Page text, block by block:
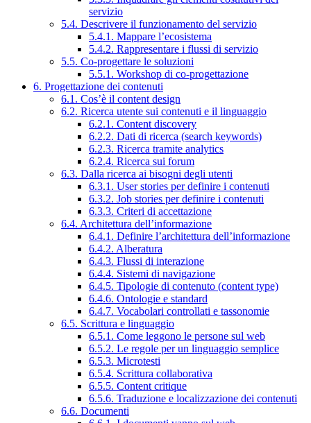
servizio
5.4. Descrivere il funzionamento del servizio
5.4.1. Mappare l’ecosistema
5.4.2. Rappresentare i flussi di servizio
5.5. Co-progettare le soluzioni
5.5.1. Workshop di co-progettazione
6. Progettazione dei contenuti
6.1. Cos’è il content design
6.2. Ricerca utente sui contenuti e il linguaggio
6.2.1. Content discovery
6.2.2. Dati di ricerca (search keywords)
6.2.3. Ricerca tramite analytics
6.2.4. Ricerca sui forum
6.3. Dalla ricerca ai bisogni degli utenti
6.3.1. User stories per definire i contenuti
6.3.2. Job stories per definire i contenuti
6.3.3. Criteri di accettazione
6.4. Architettura dell’informazione
6.4.1. Definire l’architettura dell’informazione
6.4.2. Alberatura
6.4.3. Flussi di interazione
6.4.4. Sistemi di navigazione
6.4.5. Tipologie di contenuto (content type)
6.4.6. Ontologie e standard
6.4.7. Vocabolari controllati e tassonomie
6.5. Scrittura e linguaggio
6.5.1. Come leggono le persone sul web
6.5.2. Le regole per un linguaggio semplice
6.5.3. Microtesti
6.5.4. Scrittura collaborativa
6.5.5. Content critique
6.5.6. Traduzione e localizzazione dei contenuti
6.6. Documenti